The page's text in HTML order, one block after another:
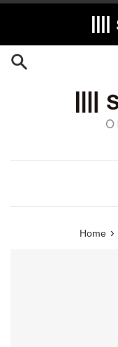
Skip
Home ›